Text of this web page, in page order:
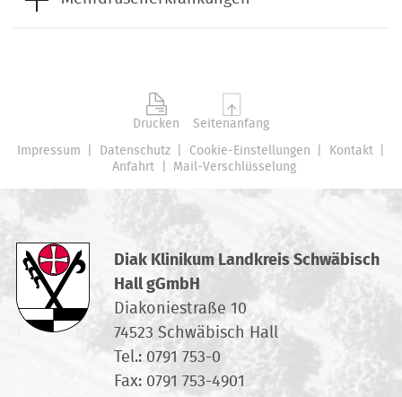
Enzymdefekte der Nebenniere.
und Typ II
( MEN I und II )
Impressum Datenschutz Cookie-Einstellungen
Kontakt
Anfahrt
Mail-Verschlüsselung
Drucken Seitenanfang
Diak Klinikum Landkreis Schwäbisch
Hall gGmbH
Diakoniestraße 10
74523 Schwäbisch Hall
Tel.: 0791 753-0
Fax: 0791 753-4901